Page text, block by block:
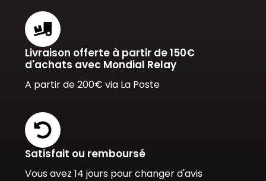
Livraison offerte à partir de 150€
d'achats avec Mondial Relay
A partir de 200€ via La Poste
Satisfait ou remboursé
Vous avez 14 jours pour changer d'avis